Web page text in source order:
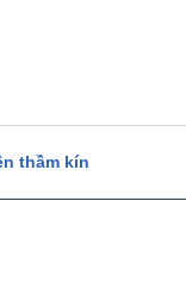
thầm kín